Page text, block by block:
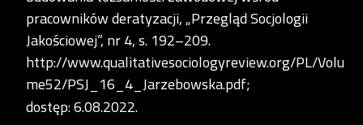
pracowników deratyzacji, „Przegląd Socjologii
Jakościowej”, nr 4, s. 192–209.
http://www.qualitativesociologyreview.org/PL/Volu
me52/PSJ_16_4_Jarzebowska.pdf;
dostęp: 6.08.2022.